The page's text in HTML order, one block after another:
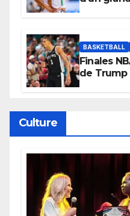
BASKETBALL
Finales
de Trump
Culture